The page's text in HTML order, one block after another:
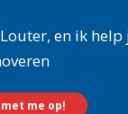
en ik help
me op!